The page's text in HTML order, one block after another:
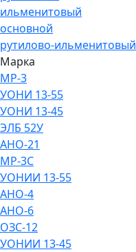
ильменитовый
основной
рутилово-ильменитовый
Марка
МР-3
УОНИ 13-55
УОНИ 13-45
ЭЛБ 52У
АНО-21
МР-3С
УОНИИ 13-55
АНО-4
АНО-6
ОЗС-12
УОНИИ 13-45